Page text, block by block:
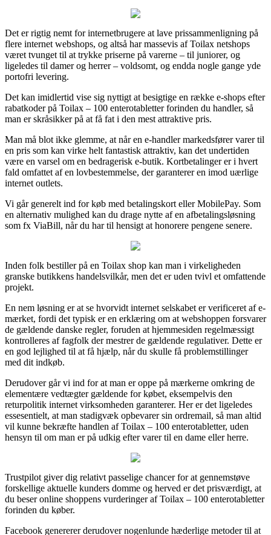
Det er rigtig nemt for internetbrugere at lave prissammenligning på
flere internet webshops, og altså har massevis af Toilax netshops
været tvunget til at trykke priserne på varerne – til juniorer, og
ligeledes til damer og herrer – voldsomt, og endda nogle gange yde
portofri levering.
Det kan imidlertid vise sig nyttigt at besigtige en række e-shops efter
rabatkoder på Toilax – 100 enterotabletter forinden du handler, så
man er skråsikker på at få fat i den mest attraktive pris.
Man må blot ikke glemme, at når en e-handler markedsfører varer til
en pris som kan virke helt fantastisk attraktiv, kan det undertiden
være en varsel om en bedragerisk e-butik. Kortbetalinger er i hvert
fald omfattet af en lovbestemmelse, der garanterer en imod uærlige
internet outlets.
Vi går generelt ind for køb med betalingskort eller MobilePay. Som
en alternativ mulighed kan du drage nytte af en afbetalingsløsning
som fx ViaBill, når du har til hensigt at honorere pengene senere.
Inden folk bestiller på en Toilax shop kan man i virkeligheden
granske butikkens handelsvilkår, men det er uden tvivl et omfattende
projekt.
En nem løsning er at se hvorvidt internet selskabet er verificeret af e-
mærket, fordi det typisk er en erklæring om at webshoppen forsvarer
de gældende danske regler, foruden at hjemmesiden regelmæssigt
kontrolleres af fagfolk der mestrer de gældende regulativer. Dette er
en god lejlighed til at få hjælp, når du skulle få problemstillinger
med dit indkøb.
Derudover går vi ind for at man er oppe på mærkerne omkring de
elementære vedtægter gældende for købet, eksempelvis den
returpolitik internet virksomheden garanterer. Her er det ligeledes
essesentielt, at man stadigvæk opbevarer sin ordremail, så man altid
vil kunne bekræfte handlen af Toilax – 100 enterotabletter, uden
hensyn til om man er på udkig efter varer til en dame eller herre.
Trustpilot giver dig relativt passelige chancer for at gennemstøve
forskellige aktuelle kunders domme og herved er det prisværdigt, at
du beser online shoppens vurderinger af Toilax – 100 enterotabletter
forinden du køber.
Facebook genererer derudover nogenlunde hæderlige metoder til at